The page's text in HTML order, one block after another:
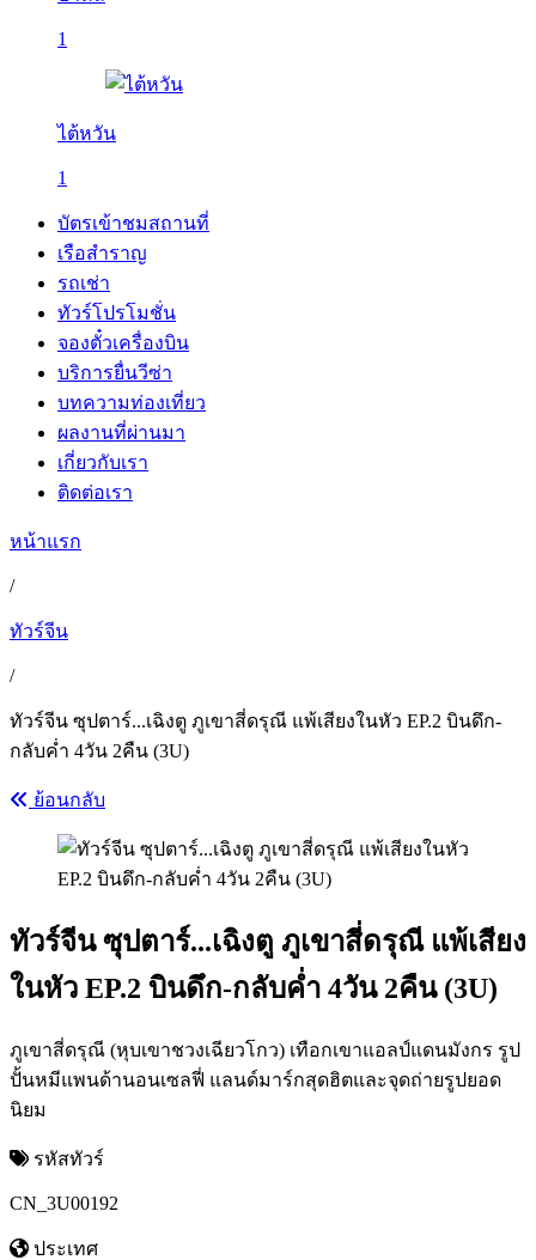
1
ไต้หวัน
1
บัตรเข้าชมสถานที่
เรือสำราญ
รถเช่า
ทัวร์โปรโมชั่น
จองตั๋วเครื่องบิน
บริการยื่นวีซ่า
บทความท่องเที่ยว
ผลงานที่ผ่านมา
เกี่ยวกับเรา
ติดต่อเรา
หน้าแรก
/
ทัวร์จีน
/
ทัวร์จีน ซุปตาร์...เฉิงตู ภูเขาสี่ดรุณี แพ้เสียงในหัว EP.2 บินดึก-
กลับค่ำ 4วัน 2คืน (3U)
ย้อนกลับ
ทัวร์จีน ซุปตาร์...เฉิงตู ภูเขาสี่ดรุณี แพ้เสียง
ในหัว EP.2 บินดึก-กลับค่ำ 4วัน 2คืน (3U)
ภูเขาสี่ดรุณี (หุบเขาชวงเฉียวโกว) เทือกเขาแอลป์แดนมังกร รูป
ปั้นหมีแพนด้านอนเซลฟี่ แลนด์มาร์กสุดฮิตและจุดถ่ายรูปยอด
นิยม
รหัสทัวร์
CN_3U00192
ประเทศ